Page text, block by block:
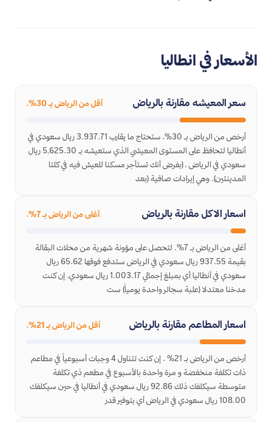
الأسعار في انطاليا
سعر المعيشه مقارنة بالرياض أقل من الرياض بـ 30%.
أرخص من الرياض بـ 30%، ستحتاج ما يقارب 3.937.71 ريال سعودي في
أنطاليا لتحافظ على المستوى المعيشي الذي ستعيشه بـ 5,625.30 ريال
سعودي في الرياض ، (بفرض أنك تستأجر مسكنا للعيش فيه في كلتا
المدينتين). وهي إيرادات صافية (بعد
اسعار الاكل مقارنة بالرياض أغلى من الرياض بـ 7%.
أغلى من الرياض بـ 7%. لتحصل على مؤونة شهرية من محلات البقالة
بقيمة 937.55 ريال سعودي في الرياض ستدفع فوقها 65.62 ريال
سعودي في أنطاليا أي بمبلغ إجمالي 1.003.17 ريال سعودي. إن كنت
مدخنا معتدلا (علبة سجائر واحدة يومياً) ست
اسعار المطاعم مقارنة بالرياض أقل من الرياض بـ 21%.
أرخص من الرياض بـ 21% . إن كنت تتناول 4 وجبات أسبوعياً في مطاعم
ذات تكلفة منخفضة و مرة واحدة بالأسبوع في مطعم ذي تكلفة
متوسطة سيكلفك ذلك 92.86 ريال سعودي في أنطاليا في حين سيكلفك
108.00 ريال سعودي في الرياض أي بتوفير قدر